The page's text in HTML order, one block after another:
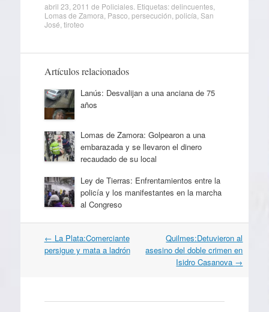
abril 23, 2011 de Policiales. Etiquetas:delincuentes,
Lomas de Zamora Pasco persecución policía San
José tiroteo
Artículos relacionados
Lanús: Desvalijan a una anciana de 75
años
Lomas de Zamora: Golpearon a una
embarazada y se llevaron el dinero
recaudado de su local
Ley de Tierras: Enfrentamientos entre la
policía y los manifestantes en la marcha
al Congreso
Navegación
por
← La Plata:Comerciante
persigue y mata a ladrón
Quilmes:Detuvieron al
asesino del doble crimen en
Isidro Casanova →